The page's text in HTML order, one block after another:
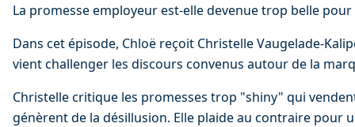
La promesse employeur est-elle devenue trop belle pour
Dans cet épisode, Chloë reçoit Christelle Vaugelade-
vient challenger les discours convenus autour de la
Christelle critique les promesses trop "shiny" qui
génèrent de la désillusion. Elle plaide au contraire pour